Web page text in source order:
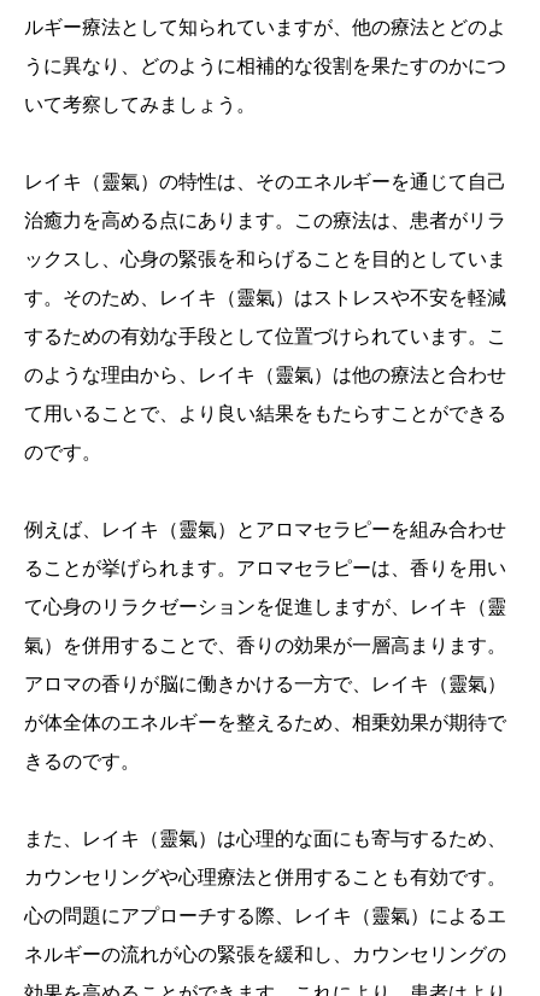
ルギー療法として知られていますが、他の療法とどのよ
うに異なり、どのように相補的な役割を果たすのかにつ
いて考察してみましょう。
レイキ（靈氣）の特性は、そのエネルギーを通じて自己
治癒力を高める点にあります。この療法は、患者がリラ
ックスし、心身の緊張を和らげることを目的としていま
す。そのため、レイキ（靈氣）はストレスや不安を軽減
するための有効な手段として位置づけられています。こ
のような理由から、レイキ（靈氣）は他の療法と合わせ
て用いることで、より良い結果をもたらすことができる
のです。
例えば、レイキ（靈氣）とアロマセラピーを組み合わせ
ることが挙げられます。アロマセラピーは、香りを用い
て心身のリラクゼーションを促進しますが、レイキ（靈
氣）を併用することで、香りの効果が一層高まります。
アロマの香りが脳に働きかける一方で、レイキ（靈氣）
が体全体のエネルギーを整えるため、相乗効果が期待で
きるのです。
また、レイキ（靈氣）は心理的な面にも寄与するため、
カウンセリングや心理療法と併用することも有効です。
心の問題にアプローチする際、レイキ（靈氣）によるエ
ネルギーの流れが心の緊張を緩和し、カウンセリングの